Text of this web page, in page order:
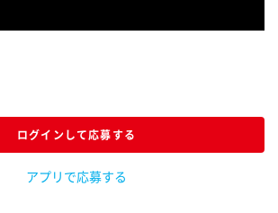
ログインして応募する
アプリで応募する